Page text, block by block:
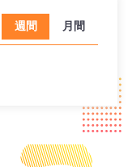
週間 月間